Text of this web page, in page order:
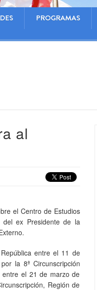
PROGRAMAS
al
el Centro de Estudios
del ex Presidente de la
entre el 11 de
la 8ª Circunscripción
entre el 21 de marzo de
Región de